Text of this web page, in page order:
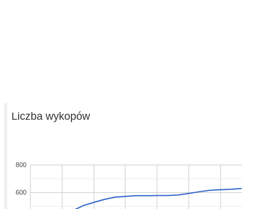
Liczba wykopów
600
800